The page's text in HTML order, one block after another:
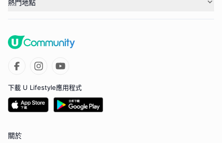
熱門地點
下載 U Lifestyle應用程式
關於